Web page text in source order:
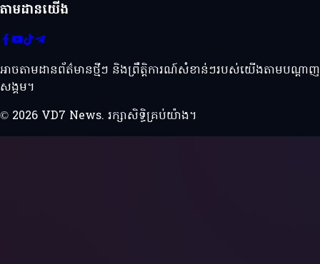
តាមដានយើង
អាចតាមដានព័ត៌មានថ្មីៗ និងព្រឹត្តិការណ៍សំខាន់ៗរបស់យើងតាមបណ្ដាញ
សង្គម។
© 2026 VD7 News. រក្សាសិទ្ធិគ្រប់យ៉ាង។